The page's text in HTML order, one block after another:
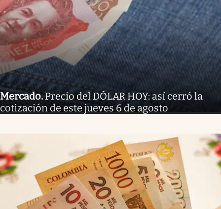
Mercado.Precio del DÓLAR HOY: así cerró la
cotización de este jueves 6 de agosto